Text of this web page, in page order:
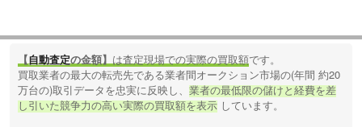
【自動査定の金額】 は査定現場での実際の買取額です。
買取業者の最大の転売先である業者間オークション市場の(年間 約20
万台の)取引データを忠実に反映し、業者の最低限の儲けと経費を差
し引いた競争力の高い実際の買取額を表示 しています。